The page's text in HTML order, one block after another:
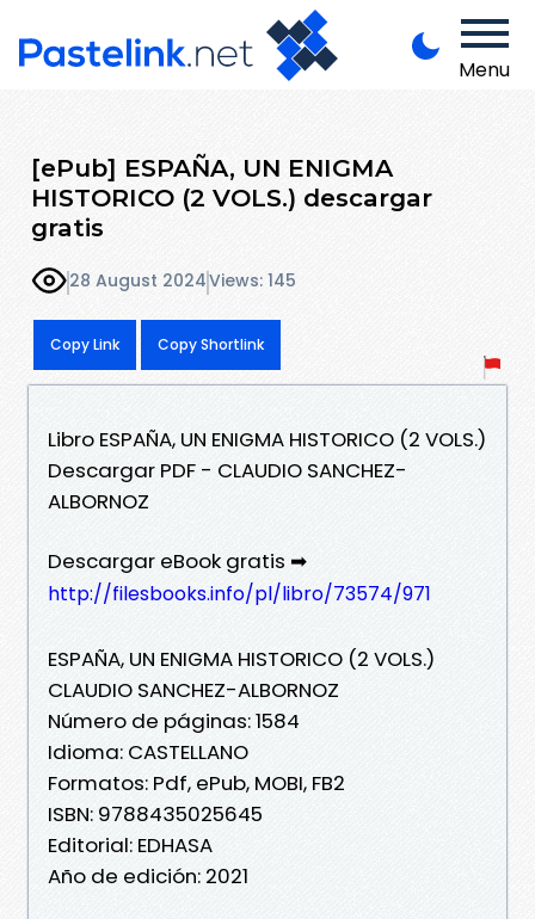
Menu
[ePub] ESPAÑA, UN ENIGMA
HISTORICO (2 VOLS.) descargar
gratis
28 August 2024Views: 145
Copy Link Copy Shortlink
Libro ESPAÑA, UN ENIGMA HISTORICO (2 VOLS.)
Descargar PDF - CLAUDIO SANCHEZ-
ALBORNOZ
Descargar eBook gratis ➡
http://filesbooks.info/pl/libro/73574/971
ESPAÑA, UN ENIGMA HISTORICO (2 VOLS.)
CLAUDIO SANCHEZ-ALBORNOZ
Número de páginas: 1584
Idioma: CASTELLANO
Formatos: Pdf, ePub, MOBI, FB2
ISBN: 9788435025645
Editorial: EDHASA
Año de edición: 2021